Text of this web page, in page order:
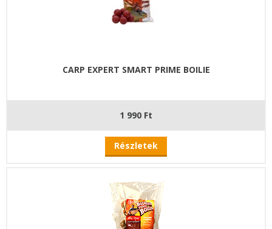
CARP EXPERT SMART PRIME BOILIE
1 990 Ft
Részletek